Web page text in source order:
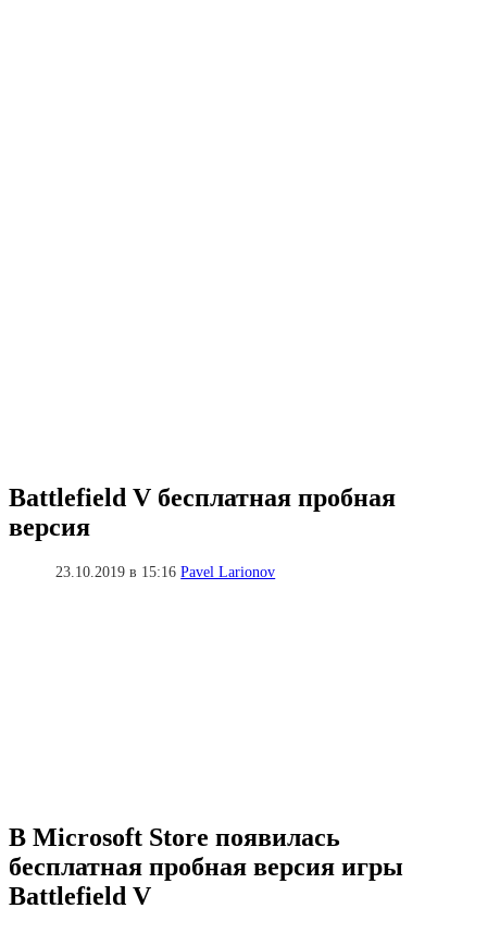
Battlefield V бесплатная пробная
версия
23.10.2019 в 15:16Pavel Larionov
В Microsoft Store появилась
бесплатная пробная версия игры
Battlefield V